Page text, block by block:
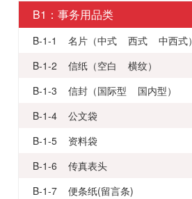
B1：事务用品类
B-1-1 名片（中式 西式 中西式）
B-1-2 信纸（空白 横纹）
B-1-3 信封（国际型 国内型）
B-1-4 公文袋
B-1-5 资料袋
B-1-6 传真表头
B-1-7 便条纸(留言条)